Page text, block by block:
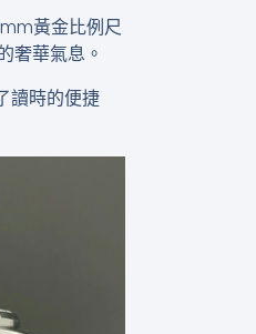
黃金比例尺
奢華氣息。
讀時的便捷